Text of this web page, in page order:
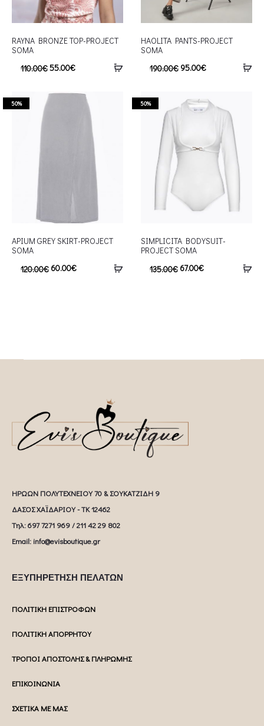
RAYNA BRONZE TOP-PROJECT
SOMA
110.00€55.00€
HAOLITA PANTS-PROJECT
SOMA
190.00€ 95.00€
50%
APIUM GREY SKIRT-PROJECT
SOMA
120.00€ 60.00€
50%
SIMPLICITA BODYSUIT-
PROJECT SOMA
135.00€ 67.00€
ΗΡΩΩΝ ΠΟΛΥΤΕΧΝΕΙΟΥ 70 & ΣΟΥΚΑΤΖΙΔΗ 9
ΔΑΣΟΣ ΧΑΪΔΑΡΙΟΥ - ΤΚ 12462
Tηλ: 697 7271 969 / 211 42 29 802
Email: info@evisboutique.gr
ΕΞΥΠΗΡΕΤΗΣΗ ΠΕΛΑΤΩΝ
ΠΟΛΙΤΙΚΗ ΕΠΙΣΤΡΟΦΩΝ
ΠΟΛΙΤΙΚΗ ΑΠΟΡΡΗΤΟΥ
ΤΡΟΠΟΙ ΑΠΟΣΤΟΛΗΣ & ΠΛΗΡΩΜΗΣ
ΕΠΙΚΟΙΝΩΝΙΑ
ΣΧΕΤΙΚΑ ΜΕ ΜΑΣ